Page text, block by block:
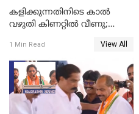
കളിക്കുന്നതിനിടെ കാൽ
വഴുതി കിണറ്റിൽ വീണു;
ദാരുണാന്ത്യം
1 Min Read View All